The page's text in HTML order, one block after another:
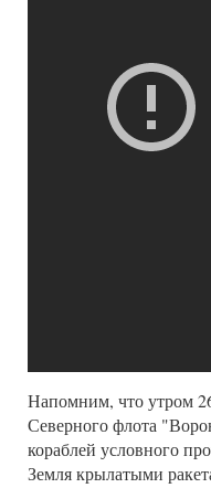
Напомним, что утром
Северного флота
кораблей условного
Земля крылатыми